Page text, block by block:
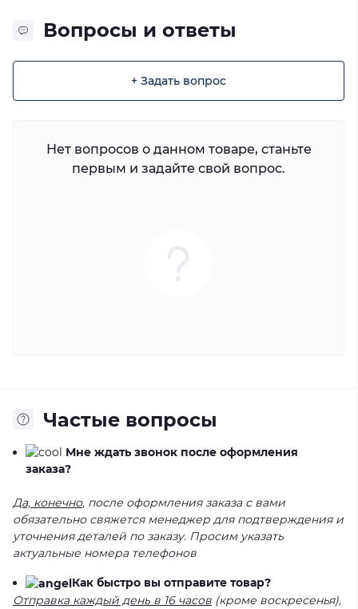
Вопросы и ответы
+ Задать вопрос
Нет вопросов о данном товаре, станьте
первым и задайте свой вопрос.
Частые вопросы
Мне ждать звонок после оформления
заказа?
Да, конечно, после оформления заказа с вами
обязательно свяжется менеджер для подтверждения и
уточнения деталей по заказу. Просим указать
актуальные номера телефонов
Как быстро вы отправите товар?
Отправка каждый день в 16 часов (кроме воскресенья),